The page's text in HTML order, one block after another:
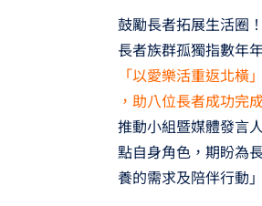
鼓勵長者拓展生活圈
長者族群孤獨指數年
「以愛樂活重返北
，助八位長者成功完
推動小組暨媒體發言
點自身角色，期盼為
養的需求及陪伴行動